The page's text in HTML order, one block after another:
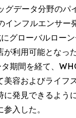
グデータ分野のパ
インフルエンサー
グローバルロー
が利用可能となっ
期間を経て、
美容およびライフ
に発見できるよう
入した。